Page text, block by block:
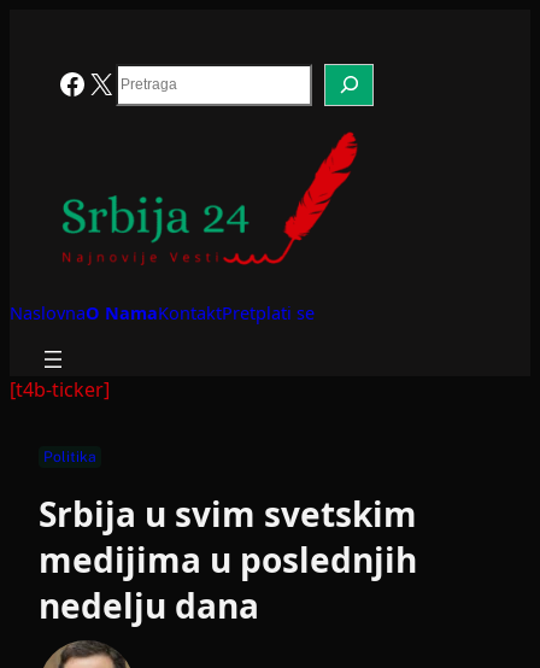
Facebook
X Search
NaslovnaO NamaKontaktPretplati se
[t4b-ticker]
Politika
Srbija u svim svetskim
medijima u poslednjih
nedelju dana